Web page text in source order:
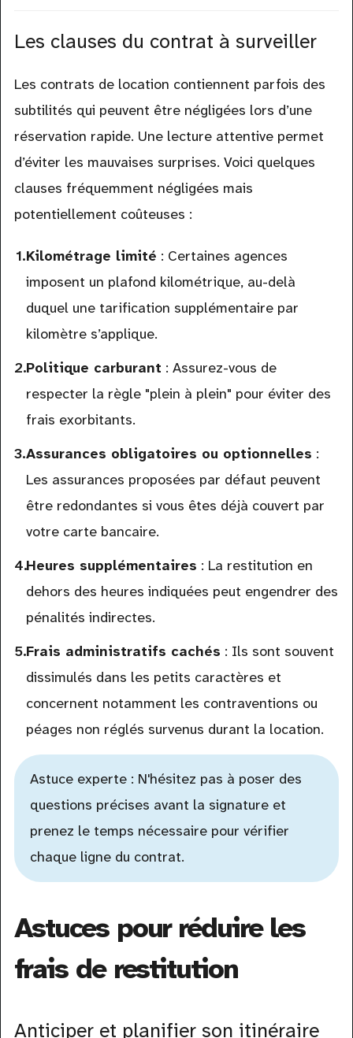
Les clauses du contrat à surveiller
Les contrats de location contiennent parfois des
subtilités qui peuvent être négligées lors d’une
réservation rapide. Une lecture attentive permet
d’éviter les mauvaises surprises. Voici quelques
clauses fréquemment négligées mais
potentiellement coûteuses :
Kilométrage limité : Certaines agences
imposent un plafond kilométrique, au-delà
duquel une tarification supplémentaire par
kilomètre s’applique.
Politique carburant : Assurez-vous de
respecter la règle "plein à plein" pour éviter des
frais exorbitants.
Assurances obligatoires ou optionnelles :
Les assurances proposées par défaut peuvent
être redondantes si vous êtes déjà couvert par
votre carte bancaire.
Heures supplémentaires : La restitution en
dehors des heures indiquées peut engendrer des
pénalités indirectes.
Frais administratifs cachés : Ils sont souvent
dissimulés dans les petits caractères et
concernent notamment les contraventions ou
péages non réglés survenus durant la location.
Astuce experte : N'hésitez pas à poser des
questions précises avant la signature et
prenez le temps nécessaire pour vérifier
chaque ligne du contrat.
Astuces pour réduire les
frais de restitution
Anticiper et planifier son itinéraire